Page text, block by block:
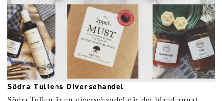
Södra Tullens Diversehandel